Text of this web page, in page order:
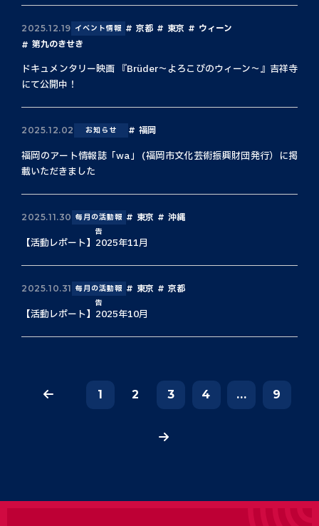
2025.12.19 イベント情報 京都 東京
ウィーン
第九のきせき
ドキュメンタリー映画 『Brüder〜よろこびのウィーン〜』吉祥寺
にて公開中！
2025.12.02 お知らせ 福岡
福岡のアート情報誌「wa」 (福岡市文化芸術振興財団発行）に掲
載いただきました
2025.11.30 毎月の活動報
告
東京 沖縄
【活動レポート】2025年11月
2025.10.31 毎月の活動報
告
東京 京都
【活動レポート】2025年10月
1 2 3 4 ... 9